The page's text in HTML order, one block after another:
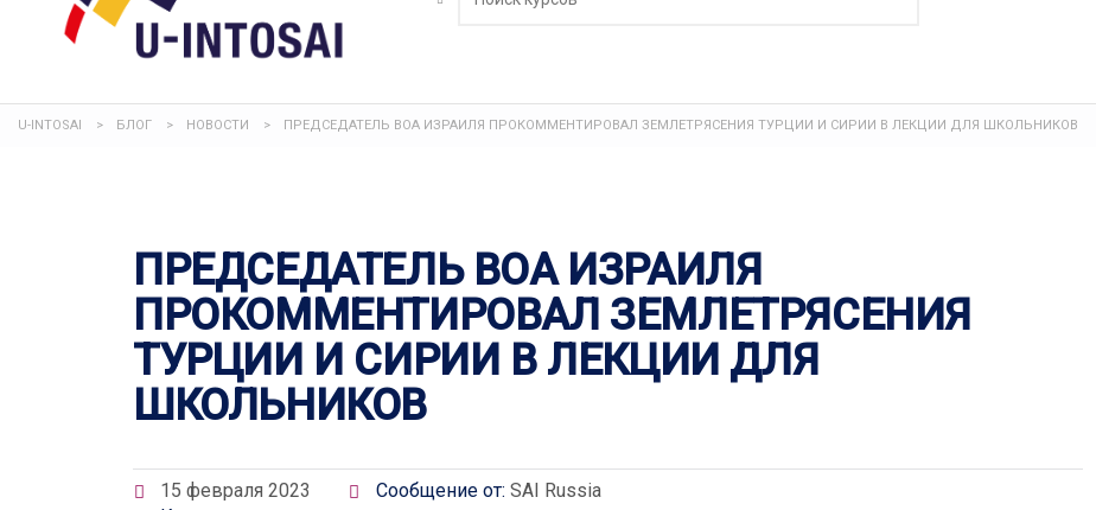
U-INTOSAI > БЛОГ > НОВОСТИ > ПРЕДСЕДАТЕЛЬ ВОА ИЗРАИЛЯ ПРОКОММЕНТИРОВАЛ ЗЕМЛЕТРЯСЕНИЯ ТУРЦИИ И СИРИИ В ЛЕКЦИИ ДЛЯ ШКОЛЬНИКОВ
ПРЕДСЕДАТЕЛЬ ВОА ИЗРАИЛЯ
ПРОКОММЕНТИРОВАЛ ЗЕМЛЕТРЯСЕНИЯ
ТУРЦИИ И СИРИИ В ЛЕКЦИИ ДЛЯ
ШКОЛЬНИКОВ
15 февраля 2023 Сообщение от: SAI Russia